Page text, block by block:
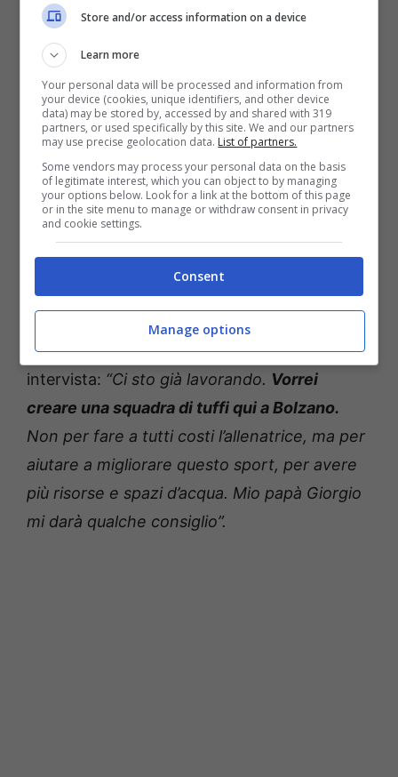
Leggi anche —->
Fiordaliso, lutto improvviso:
“Sono a pezzi, il mio cuore di nuovo rotto”
La nuova carriera di Tania
Cosa farà nel futuro Tania Cagnotto? Lo ha
raccontato la tuffatrice nella stessa
intervista: “Ci sto già lavorando. Vorrei
creare una squadra di tuffi qui a Bolzano.
Non per fare a tutti costi l’allenatrice, ma per
aiutare a migliorare questo sport, per avere
più risorse e spazi d’acqua. Mio papà Giorgio
mi darà qualche consiglio”.
Store and/or access information on a device
Learn more
Your personal data will be processed and information from
your device (cookies, unique identifiers, and other device
data) may be stored by, accessed by and shared with 319
partners, or used specifically by this site. We and our partners
may use precise geolocation data. List of partners.
Some vendors may process your personal data on the basis
of legitimate interest, which you can object to by managing
your options below. Look for a link at the bottom of this page
or in the site menu to manage or withdraw consent in privacy
and cookie settings.
Consent
Manage options